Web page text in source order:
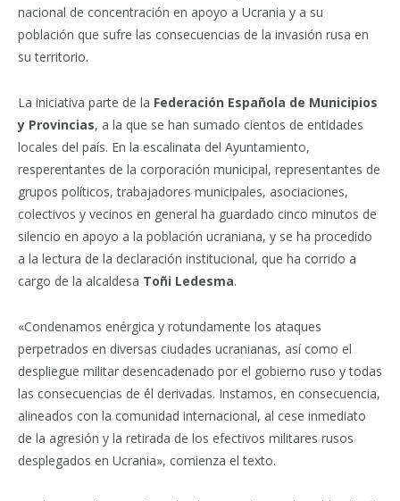
nacional de concentración en apoyo a Ucrania y a su
población que sufre las consecuencias de la invasión rusa en
su territorio.
La iniciativa parte de la Federación Española de Municipios
y Provincias, a la que se han sumado cientos de entidades
locales del país. En la escalinata del Ayuntamiento,
resperentantes de la corporación municipal, representantes de
grupos políticos, trabajadores municipales, asociaciones,
colectivos y vecinos en general ha guardado cinco minutos de
silencio en apoyo a la población ucraniana, y se ha procedido
a la lectura de la declaración institucional, que ha corrido a
cargo de la alcaldesa Toñi Ledesma.
«Condenamos enérgica y rotundamente los ataques
perpetrados en diversas ciudades ucranianas, así como el
despliegue militar desencadenado por el gobierno ruso y todas
las consecuencias de él derivadas. Instamos, en consecuencia,
alineados con la comunidad internacional, al cese inmediato
de la agresión y la retirada de los efectivos militares rusos
desplegados en Ucrania», comienza el texto.